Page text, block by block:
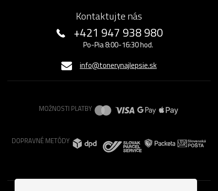
Kontaktujte nás
+421 947 938 980
Po-Pia 8:00-16:30 hod.
info@tonerynajlepsie.sk
MOŽNOSTI PLATBY
DOPRAVNÉ METÓDY